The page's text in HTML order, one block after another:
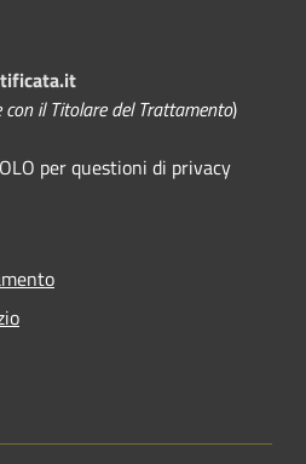
il Titolare del Trattamento)
per questioni di privacy